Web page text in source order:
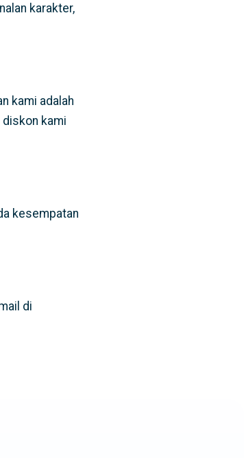
karakter,
kami adalah
diskon kami
kesempatan
di